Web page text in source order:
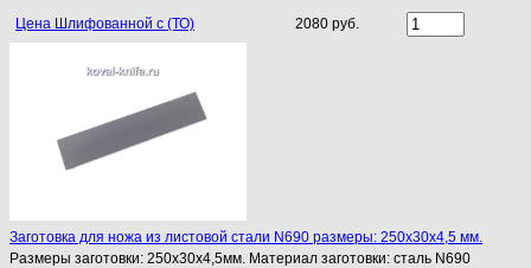
Цена Шлифованной с (ТО) 2080 руб.
Заготовка для ножа из листовой стали N690 размеры: 250х30х4,5 мм.
Размеры заготовки: 250х30х4,5мм. Материал заготовки: сталь N690